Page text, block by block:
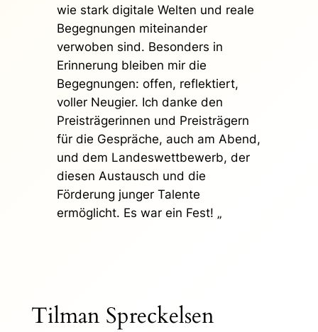
wie stark digitale Welten und reale
Begegnungen miteinander
verwoben sind. Besonders in
Erinnerung bleiben mir die
Begegnungen: offen, reflektiert,
voller Neugier. Ich danke den
Preisträgerinnen und Preisträgern
für die Gespräche, auch am Abend,
und dem Landeswettbewerb, der
diesen Austausch und die
Förderung junger Talente
ermöglicht. Es war ein Fest! „
Tilman Spreckelsen